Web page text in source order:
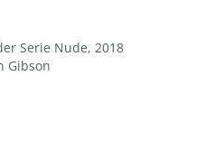
Serie Nude, 2018
Gibson